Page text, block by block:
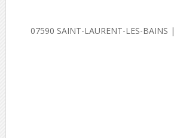
07590 SAINT-LAURENT-LES-BAINS |